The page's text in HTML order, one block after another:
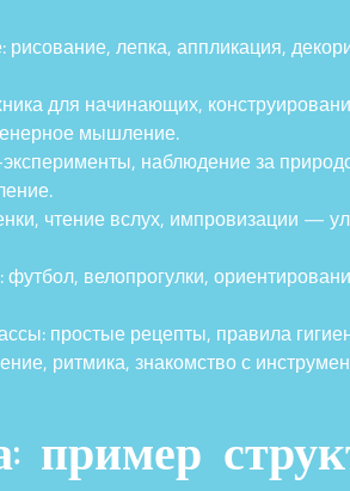
лепка, аппликация,
для начинающих,
мышление.
наблюдение за
чтение вслух, импровизации —
велопрогулки,
простые рецепты, правила
ритмика, знакомство с
пример